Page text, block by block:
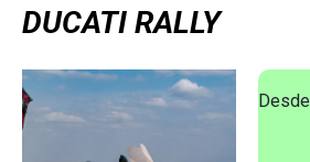
DUCATI RALLY
Desde